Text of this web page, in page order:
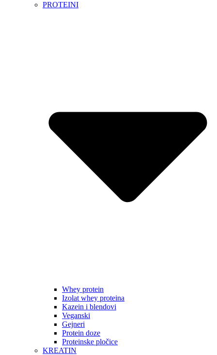
PROTEINI
Whey protein
Izolat whey proteina
Kazein i blendovi
Veganski
Gejneri
Protein doze
Proteinske pločice
KREATIN